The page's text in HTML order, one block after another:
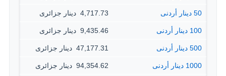
50 دينار أردنى 4,717.73 ‏ دينار جزائرى
100 دينار أردنى 9,435.46 ‏ دينار جزائرى
500 دينار أردنى 47,177.31 ‏ دينار جزائرى
1000 دينار أردنى 94,354.62 ‏ دينار جزائرى